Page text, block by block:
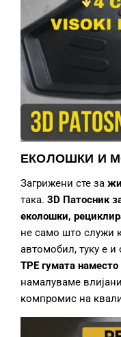
ЕКОЛОШКИ И
Загрижени сте за
така. 3D Патосник
еколошки,
не само што служи
автомобил, туку е
TPE гумата
намалуваме
компромис на